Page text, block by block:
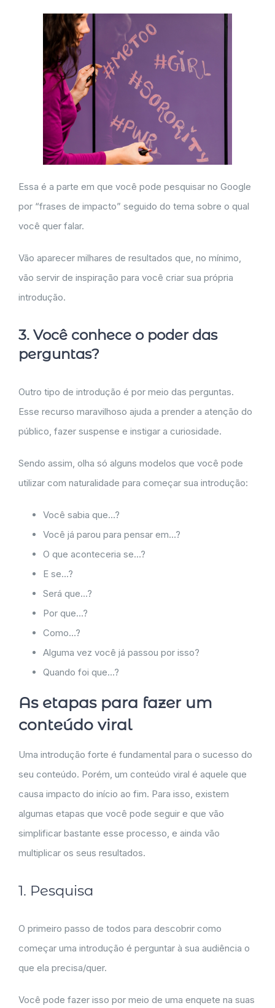
Essa é a parte em que você pode pesquisar no Google
por “frases de impacto” seguido do tema sobre o qual
você quer falar.
Vão aparecer milhares de resultados que, no mínimo,
vão servir de inspiração para você criar sua própria
introdução.
3. Você conhece o poder das
perguntas?
Outro tipo de introdução é por meio das perguntas.
Esse recurso maravilhoso ajuda a prender a atenção do
público, fazer suspense e instigar a curiosidade.
Sendo assim, olha só alguns modelos que você pode
utilizar com naturalidade para começar sua introdução:
Você sabia que…?
Você já parou para pensar em…?
O que aconteceria se…?
E se…?
Será que…?
Por que…?
Como…?
Alguma vez você já passou por isso?
Quando foi que…?
As etapas para fazer um
conteúdo viral
Uma introdução forte é fundamental para o sucesso do
seu conteúdo. Porém, um conteúdo viral é aquele que
causa impacto do início ao fim. Para isso, existem
algumas etapas que você pode seguir e que vão
simplificar bastante esse processo, e ainda vão
multiplicar os seus resultados.
1. Pesquisa
O primeiro passo de todos para descobrir como
começar uma introdução é perguntar à sua audiência o
que ela precisa/quer.
Você pode fazer isso por meio de uma enquete na suas